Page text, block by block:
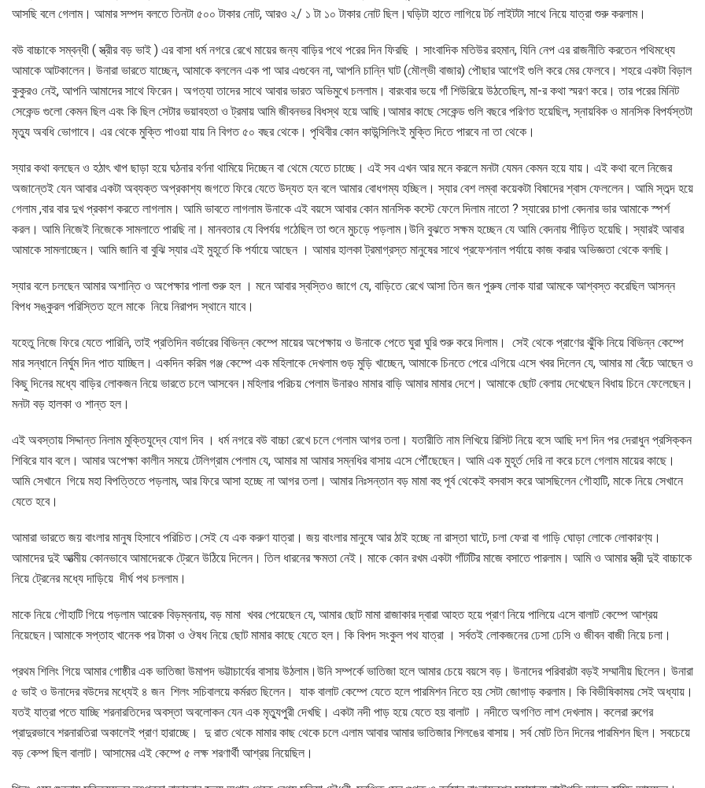
আসছি বলে গেলাম। আমার সম্পদ বলতে তিনটা ৫০০ টাকার নোট, আরও ২/ ১ টা ১০ টাকার নোট ছিল।ঘড়িটা হাতে লাগিয়ে টর্চ লাইটটা সাথে নিয়ে যাত্রা শুরু করলাম।
বউ বাচ্চাকে সম্বন্ধী ( স্ত্রীর বড় ভাই ) এর বাসা ধর্ম নগরে রেখে মায়ের জন্য বাড়ির পথে পরের দিন ফিরছি । সাংবাদিক মতিউর রহমান, যিনি নেপ এর রাজনীতি করতেন পথিমধ্যে
আমাকে আটকালেন। উনারা ভারতে যাচ্ছেন, আমাকে বললেন এক পা আর এগুবেন না, আপনি চান্নি ঘাট (মৌল্ভী বাজার) পৌছার আগেই গুলি করে মের ফেলবে। শহরে একটা বিড়াল
কুকুরও নেই, আপনি আমাদের সাথে ফিরেন। অগত্যা তাদের সাথে আবার ভারত অভিমুখে চললাম। বারংবার ভয়ে গাঁ শিউরিয়ে উঠতেছিল, মা-র কথা স্মরণ করে। তার পরের মিনিট
সেকেন্ড গুলো কেমন ছিল এবং কি ছিল সেটার ভয়াবহতা ও ট্রমায় আমি জীবনভর বিধস্থ হয়ে আছি।আমার কাছে সেকেন্ড গুলি বছরে পরিণত হয়েছিল, স্নায়বিক ও মানসিক বিপর্যস্তটা
মৃত্যু অবধি ভোগাবে। এর থেকে মুক্তি পাওয়া যায় নি বিগত ৫০ বছর থেকে। পৃথিবীর কোন কাউন্সিলিংই মুক্তি দিতে পারবে না তা থেকে।
স্যার কথা বলছেন ও হঠাৎ খাপ ছাড়া হয়ে ঘঠনার বর্ণনা থামিয়ে দিচ্ছেন বা থেমে যেতে চাচ্ছে। এই সব এখন আর মনে করলে মনটা যেমন কেমন হয়ে যায়। এই কথা বলে নিজের
অজান্তেই যেন আবার একটা অব্যক্ত অপ্রকাশ্য জগতে ফিরে যেতে উদ্যত হন বলে আমার বোধগম্য হচ্ছিল। স্যার বেশ লম্বা কয়েকটা বিষাদের শ্বাস ফেললেন। আমি স্তব্দ হয়ে
গেলাম ,বার বার দুখ প্রকাশ করতে লাগলাম। আমি ভাবতে লাগলাম উনাকে এই বয়সে আবার কোন মানসিক কস্টে ফেলে দিলাম নাতো ? স্যারের চাপা বেদনার ভার আমাকে স্পর্শ
করল। আমি নিজেই নিজেকে সামলাতে পারছি না। মানবতার যে বিপর্যয় গঠেছিল তা শুনে মুচড়ে পড়লাম।উনি বুঝতে সক্ষম হচ্ছেন যে আমি বেদনায় পীড়িত হয়েছি। স্যারই আবার
আমাকে সামলাচ্ছেন। আমি জানি বা বুঝি স্যার এই মুহূর্তে কি পর্যায়ে আছেন । আমার হালকা ট্রমাগ্রস্ত মানুষের সাথে প্রফেশনাল পর্যায়ে কাজ করার অভিজ্ঞতা থেকে বলছি।
স্যার বলে চলছেন আমার অশান্তি ও অপেক্ষার পালা শুরু হল । মনে আবার স্বস্তিও জাগে যে, বাড়িতে রেখে আসা তিন জন পুরুষ লোক যারা আমকে আশ্বস্ত করেছিল আসন্ন
বিপধ সঙ্কুরল পরিস্তিত হলে মাকে নিয়ে নিরাপদ স্থানে যাবে।
যহেতু নিজে ফিরে যেতে পারিনি, তাই প্রতিদিন বর্ডারের বিভিন্ন কেম্পে মায়ের অপেক্ষায় ও উনাকে পেতে ঘুরা ঘুরি শুরু করে দিলাম। সেই থেকে প্রাণের ঝুঁকি নিয়ে বিভিন্ন কেম্পে
মার সন্ধানে নির্ঘুম দিন পাত যাচ্ছিল। একদিন করিম গঞ্জ কেম্পে এক মহিলাকে দেখলাম গুড় মুড়ি খাচ্ছেন, আমাকে চিনতে পেরে এগিয়ে এসে খবর দিলেন যে, আমার মা বেঁচে আছেন ও
কিছু দিনের মধ্যে বাড়ির লোকজন নিয়ে ভারতে চলে আসবেন।মহিলার পরিচয় পেলাম উনারও মামার বাড়ি আমার মামার দেশে। আমাকে ছোট বেলায় দেখেছেন বিধায় চিনে ফেলেছেন।
মনটা বড় হালকা ও শান্ত হল।
এই অবস্তায় সিদ্দান্ত নিলাম মুক্তিযুদ্বে যোগ দিব । ধর্ম নগরে বউ বাচ্চা রেখে চলে গেলাম আগর তলা। যতারীতি নাম লিখিয়ে রিসিট নিয়ে বসে আছি দশ দিন পর দেরাধুন প্রসিক্কন
শিবিরে যাব বলে। আমার অপেক্ষা কালীন সময়ে টেলিগ্রাম পেলাম যে, আমার মা আমার সম্নধির বাসায় এসে পৌঁছেছেন। আমি এক মুহূর্ত দেরি না করে চলে গেলাম মায়ের কাছে।
আমি সেখানে গিয়ে মহা বিপত্তিতে পড়লাম, আর ফিরে আসা হচ্ছে না আগর তলা। আমার নিঃসন্তান বড় মামা বহু পূর্ব থেকেই বসবাস করে আসছিলেন গৌহাটি, মাকে নিয়ে সেখানে
যেতে হবে।
আমারা ভারতে জয় বাংলার মানুষ হিসাবে পরিচিত।সেই যে এক করুণ যাত্রা। জয় বাংলার মানুষে আর ঠাই হচ্ছে না রাস্তা ঘাটে, চলা ফেরা বা গাড়ি ঘোড়া লোকে লোকারণ্য।
আমাদের দুই আত্মীয় কোনভাবে আমাদেরকে ট্রেনে উঠিয়ে দিলেন। তিল ধারনের ক্ষমতা নেই। মাকে কোন রখম একটা গাঁটটির মাজে বসাতে পারলাম। আমি ও আমার স্ত্রী দুই বাচ্চাকে
নিয়ে ট্রেনের মধ্যে দাড়িয়ে দীর্ঘ পথ চললাম।
মাকে নিয়ে গৌহাটি গিয়ে পড়লাম আরেক বিড়ম্বনায়, বড় মামা খবর পেয়েছেন যে, আমার ছোট মামা রাজাকার দ্বারা আহত হয়ে প্রাণ নিয়ে পালিয়ে এসে বালাট কেম্পে আশ্রয়
নিয়েছেন।আমাকে সপ্তাহ খানেক পর টাকা ও ঔষধ নিয়ে ছোট মামার কাছে যেতে হল। কি বিপদ সংকুল পথ যাত্রা । সর্বতই লোকজনের ঢেসা ঢেসি ও জীবন বাজী নিয়ে চলা।
প্রথম শিলিং গিয়ে আমার গোষ্ঠীর এক ভাতিজা উমাপদ ভট্টাচার্যের বাসায় উঠলাম।উনি সম্পর্কে ভাতিজা হলে আমার চেয়ে বয়সে বড়। উনাদের পরিবারটা বড়ই সম্মানীয় ছিলেন। উনারা
৫ ভাই ও উনাদের বউদের মধ্যেই ৪ জন শিলং সচিবালয়ে কর্মরত ছিলেন। যাক বালাট কেম্পে যেতে হলে পারমিশন নিতে হয় সেটা জোগাড় করলাম। কি বিভীষিকাময় সেই অধ্যায়।
যতই যাত্রা পতে যাচ্ছি শরনারতিদের অবস্তা অবলোকন যেন এক মৃত্যুপুরী দেখছি। একটা নদী পাড় হয়ে যেতে হয় বালাট । নদীতে অগণিত লাশ দেখলাম। কলেরা রুগের
প্রাদুরভাবে শরনারতিরা অকালেই প্রাণ হারাচ্ছে। দু রাত থেকে মামার কাছ থেকে চলে এলাম আবার আমার ভাতিজার শিলঙের বাসায়। সর্ব মোট তিন দিনের পারমিশন ছিল। সবচেয়ে
বড় কেম্প ছিল বালাট। আসামের এই কেম্পে ৫ লক্ষ শরণার্থী আশ্রয় নিয়েছিল।